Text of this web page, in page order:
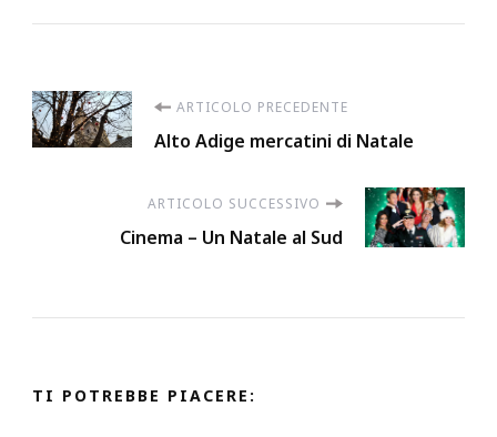
Navigazione
ARTICOLO PRECEDENTE
Alto Adige mercatini di Natale
ARTICOLO SUCCESSIVO
Cinema – Un Natale al Sud
TI POTREBBE PIACERE: